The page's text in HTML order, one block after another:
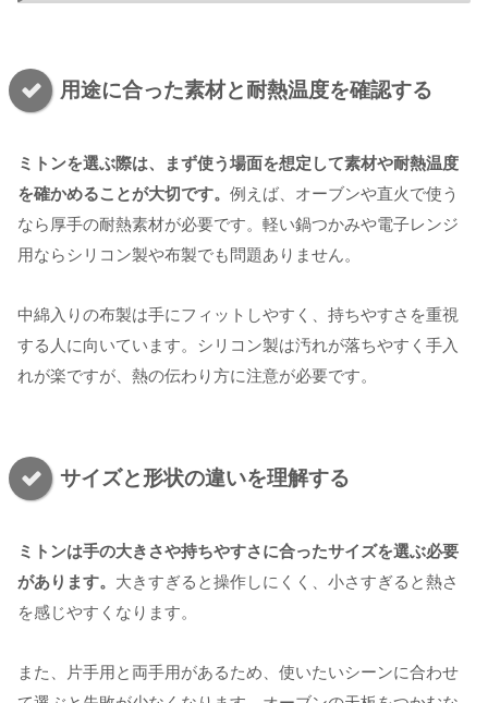
用途に合った素材と耐熱温度を確認する
ミトンを選ぶ際は、まず使う場面を想定して素材や耐熱温度
を確かめることが大切です。 例えば、オーブンや直火で使う
なら厚手の耐熱素材が必要です。軽い鍋つかみや電子レンジ
用ならシリコン製や布製でも問題ありません。
中綿入りの布製は手にフィットしやすく、持ちやすさを重視
する人に向いています。シリコン製は汚れが落ちやすく手入
れが楽ですが、熱の伝わり方に注意が必要です。
サイズと形状の違いを理解する
ミトンは手の大きさや持ちやすさに合ったサイズを選ぶ必要
があります。 大きすぎると操作しにくく、小さすぎると熱さ
を感じやすくなります。
また、片手用と両手用があるため、使いたいシーンに合わせ